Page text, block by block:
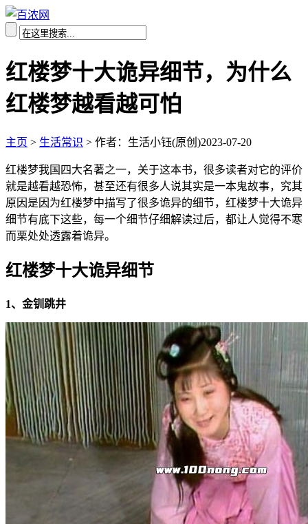
红楼梦十大诡异细节，为什么
红楼梦越看越可怕
主页 > 生活常识 > 作者：生活小钰(原创)2023-07-20
红楼梦我国四大名著之一，关于这本书，很多读者对它的评价
就是越看越恐怖，甚至还有很多人说其实是一本鬼故事，究其
原因是因为红楼梦中描写了很多诡异的细节，红楼梦十大诡异
细节有底下这些，每一个细节仔细解读过后，都让人觉得不寒
而栗处处透露着诡异。
红楼梦十大诡异细节
1、金钏跳井